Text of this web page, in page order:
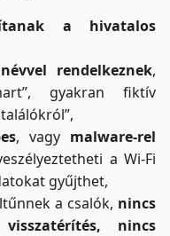
a hivatalos
rendelkeznek,
gyakran fiktív
, vagy malware-rel
a Wi-Fi
gyűjthet,
a csalók, nincs
nincs